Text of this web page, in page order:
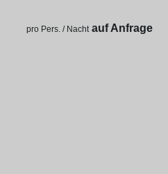
pro Pers. / Nacht auf Anfrage